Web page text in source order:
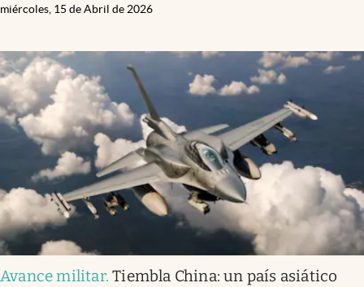
miércoles, 15 de Abril de 2026
Avance militar.Tiembla China: un país asiático